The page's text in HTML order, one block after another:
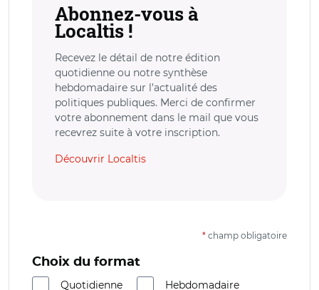
Abonnez-vous à
Localtis !
Recevez le détail de notre édition
quotidienne ou notre synthèse
hebdomadaire sur l’actualité des
politiques publiques. Merci de confirmer
votre abonnement dans le mail que vous
recevrez suite à votre inscription.
Découvrir Localtis
* champ obligatoire
Choix du format
Quotidienne
Hebdomadaire